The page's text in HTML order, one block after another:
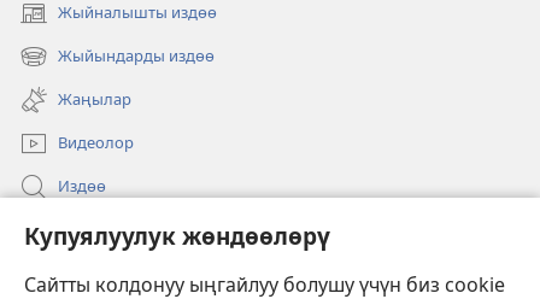
Купуялуулук жөндөөлөрү
Сайтты колдонуу ыңгайлуу болушу үчүн биз cookie
Жыйналышты издөө
(жаңы
терезе
ачат)
Жыйындарды издөө
(жаңы
терезе
ачат)
Жаңылар
Видеолор
Издөө
Бийлик өкүлдөрү үчүн маалымат